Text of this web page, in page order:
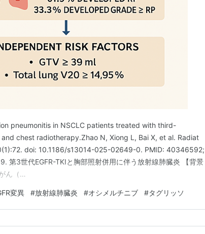
pneumonitis in NSCLC patients treated with third-
and chest radiotherapy.Zhao N, Xiong L, Bai X, et al. Radiat
doi: 10.1186/s13014-025-02649-0. PMID: 40346592;
第3世代EGFR-TKIと胸部照射併用に伴う放射線肺臓炎 【背景
ん（…
変異 #放射線肺臓炎 #オシメルチニブ #タグリッソ